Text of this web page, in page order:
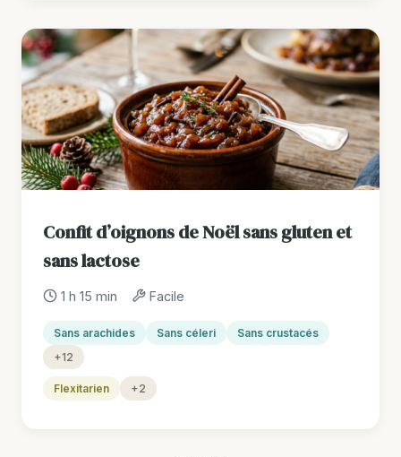
Confit d’oignons de Noël sans gluten et
sans lactose
1 h 15 min Facile
Sans arachides Sans céleri
Sans crustacés
+12
Flexitarien +2